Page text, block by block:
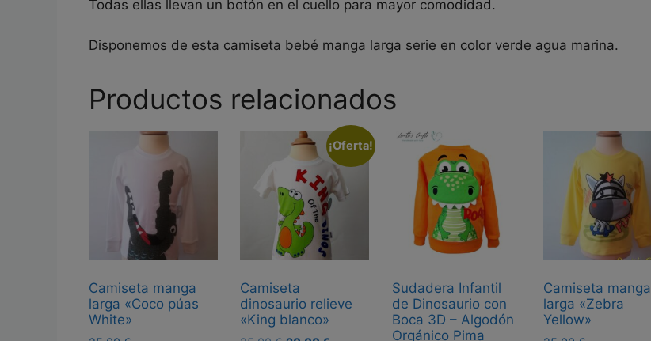
Todas ellas llevan un botón en el cuello para mayor comodidad.
Disponemos de esta camiseta bebé manga larga serie en color verde agua marina.
Productos relacionados
Camiseta manga
larga «Coco púas
White»
¡Oferta!
Camiseta
dinosaurio relieve
«King blanco»
Sudadera Infantil
de Dinosaurio con
Boca 3D – Algodón
Orgánico Pima
Camiseta manga
larga «Zebra
Yellow»